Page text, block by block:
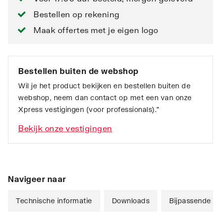
Bestellen op rekening
Maak offertes met je eigen logo
Bestellen buiten de webshop
Wil je het product bekijken en bestellen buiten de
webshop, neem dan contact op met een van onze
Xpress vestigingen (voor professionals).”
Bekijk onze vestigingen
Navigeer naar
Technische informatie Downloads Bijpassende